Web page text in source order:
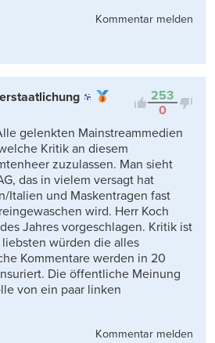
Kommentar melden
253
0
gelenkten Mainstreammedien
Kritik an diesem
zuzulassen. Man sieht
das in vielem versagt hat
Italien und Maskentragen fast
wird. Herr Koch
Jahres vorgeschlagen. Kritik ist
würden die alles
Kommentare werden in 20
Die öffentliche Meinung
von ein paar linken
Kommentar melden